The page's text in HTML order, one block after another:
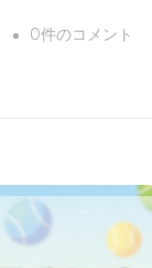
驚
ス
神
0件のコメント